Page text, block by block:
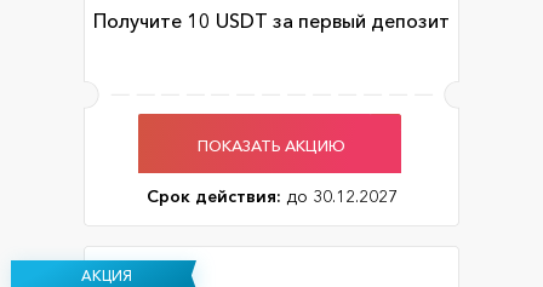
Получите 10 USDT за первый депозит
ПОКАЗАТЬ АКЦИЮ
Срок действия: до 30.12.2027
АКЦИЯ